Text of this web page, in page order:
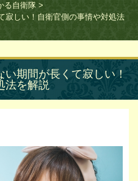
る自衛隊 >
寂しい！自衛官側の事情や対処法
期間が長くて寂しい！
法を解説